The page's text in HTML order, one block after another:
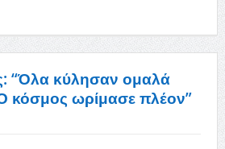
“Όλα κύλησαν ομαλά
κόσμος ωρίμασε πλέον”